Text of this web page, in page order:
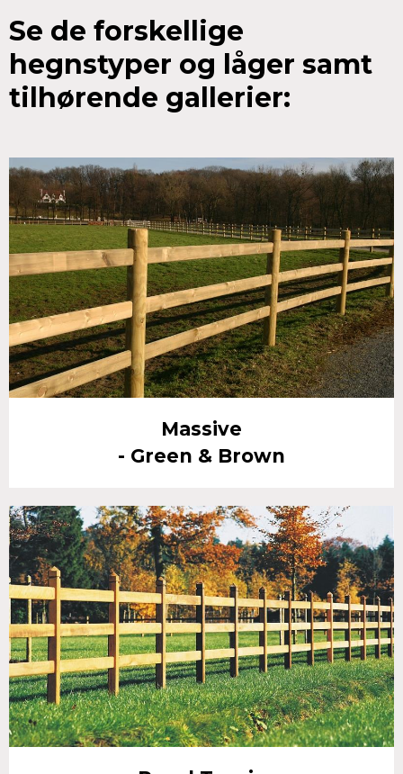
Se de forskellige
hegnstyper og låger samt
tilhørende gallerier:
Massive
- Green & Brown